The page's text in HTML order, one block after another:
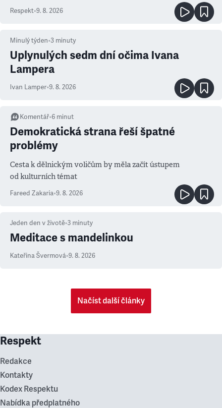
Respekt•9. 8. 2026
Minulý týden•3 minuty
Uplynulých sedm dní očima Ivana
Lampera
Ivan Lamper•9. 8. 2026
Komentář•6 minut
Demokratická strana řeší špatné
problémy
Cesta k dělnickým voličům by měla začít ústupem
od kulturních témat
Fareed Zakaria•9. 8. 2026
Jeden den v životě•3 minuty
Meditace s mandelinkou
Kateřina Švermová•9. 8. 2026
Načíst další články
Respekt
Redakce
Kontakty
Kodex Respektu
Nabídka předplatného